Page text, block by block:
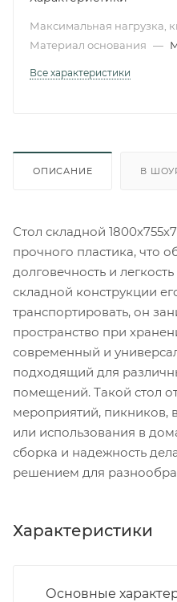
Максимальная нагрузка,
Материал основания —
Все характеристики
ОПИСАНИЕ В
Стол складной
прочного пластика, что
долговечность и
складной конструкции
транспортировать, он
пространство при
современный и
подходящий для
помещений. Такой стол
мероприятий, пикников,
или использования в
сборка и надежность
решением для
Характеристики
Основные